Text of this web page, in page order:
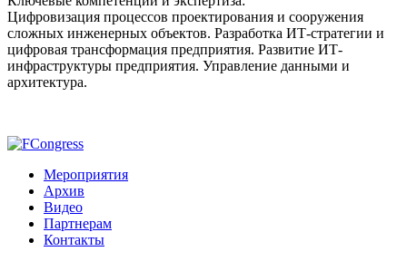
Цифровизация процессов проектирования и сооружения
сложных инженерных объектов. Разработка ИТ-стратегии и
цифровая трансформация предприятия. Развитие ИТ-
инфраструктуры предприятия. Управление данными и
архитектура.
Мероприятия
Архив
Видео
Партнерам
Контакты